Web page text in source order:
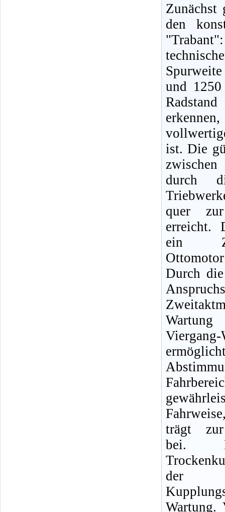
Zunächst
den
und
ist. Die
durch
quer zur
erreicht.
ein
Durch
Viergang-
trägt zur
bei.
der
Wartung.